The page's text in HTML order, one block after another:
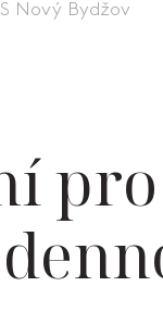
Nový Bydžov
pro